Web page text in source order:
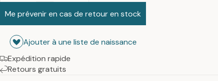
Me prévenir en cas de retour en stock
Ajouter à une liste de naissance
Expédition rapide
Retours gratuits